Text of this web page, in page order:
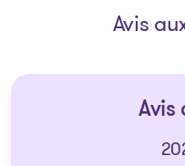
Avis
Avis